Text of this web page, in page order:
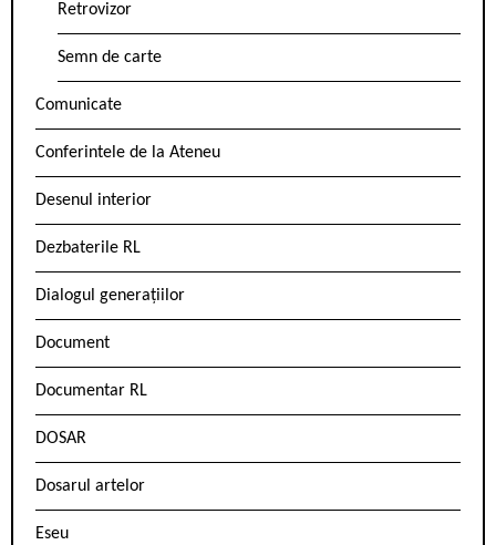
Retrovizor
Semn de carte
Comunicate
Conferintele de la Ateneu
Desenul interior
Dezbaterile RL
Dialogul generațiilor
Document
Documentar RL
DOSAR
Dosarul artelor
Eseu